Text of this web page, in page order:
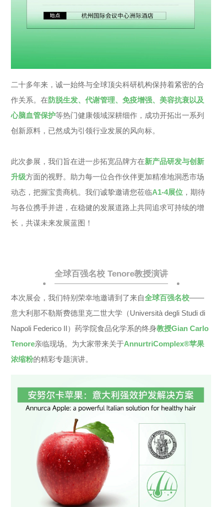
©2023 诚一大健康科技集团有限公司 保留所有权利
08114433号-4
Powered by zhulu 法律声明隐私政策
二十多年来，诚一始终与全球顶尖科研机构保持着紧密的合
作关系。在防脱生发、代谢管理、免疫增强、美容抗衰以及
心脑血管保护等热门健康领域深耕细作，成功开拓出一系列
创新原料，已然成为引领行业发展的风向标。
此次参展，我们旨在进一步拓宽品牌方在新产品研发与创新
升级方面的视野。助力每一位合作伙伴更加精准地洞悉市场
动态，把握宝贵商机。我们诚挚邀请您莅临A1-4展位 ，期待
与各位携手并进，在稳健的发展道路上共同追求可持续的增
长，共谋未来发展蓝图！
全球百强名校 Tenore教授演讲
本次展会，我们特别荣幸地邀请到了来自全球百强名校——
意大利那不勒斯费德里克二世大学（Università degli Studi di
Napoli Federico II）药学院食品化学系的终身教授Gian Carlo
Tenore亲临现场。为大家带来关于AnnurtriComplex®苹果
浓缩粉的精彩专题演讲。